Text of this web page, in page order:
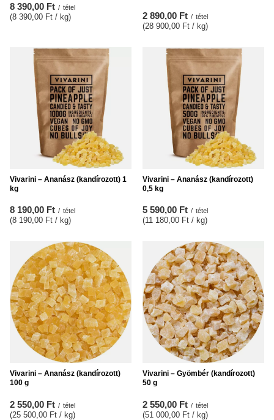
8 390,00 Ft / tétel
(8 390,00 Ft / kg) 2 890,00 Ft / tétel
(28 900,00 Ft / kg)
Vivarini – Ananász (kandírozott) 1
kg
8 190,00 Ft / tétel
(8 190,00 Ft / kg)
Vivarini – Ananász (kandírozott)
0,5 kg
5 590,00 Ft / tétel
(11 180,00 Ft / kg)
Vivarini – Ananász (kandírozott)
100 g
2 550,00 Ft / tétel
(25 500,00 Ft / kg)
Vivarini – Gyömbér (kandírozott)
50 g
2 550,00 Ft / tétel
(51 000,00 Ft / kg)